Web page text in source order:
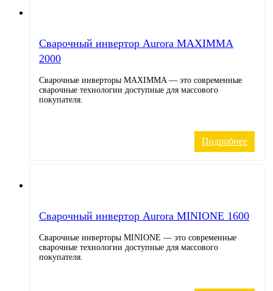
Cварочный инвертор Aurora MAXIMMA
2000
Сварочные инверторы MAXIMMA — это современные
сварочные технологии доступные для массового
покупателя.
Подробнее
Cварочный инвертор Aurora MINIONE 1600
Сварочные инверторы MINIONE — это современные
сварочные технологии доступные для массового
покупателя.